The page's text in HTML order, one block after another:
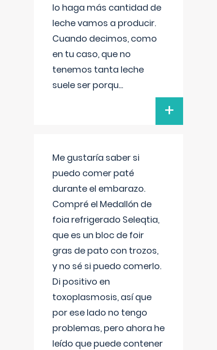
lo haga más cantidad de
leche vamos a producir.
Cuando decimos, como
en tu caso, que no
tenemos tanta leche
suele ser porqu...
+
Me gustaría saber si
puedo comer paté
durante el embarazo.
Compré el Medallón de
foia refrigerado Seleqtia,
que es un bloc de foir
gras de pato con trozos,
y no sé si puedo comerlo.
Di positivo en
toxoplasmosis, así que
por ese lado no tengo
problemas, pero ahora he
leído que puede contener